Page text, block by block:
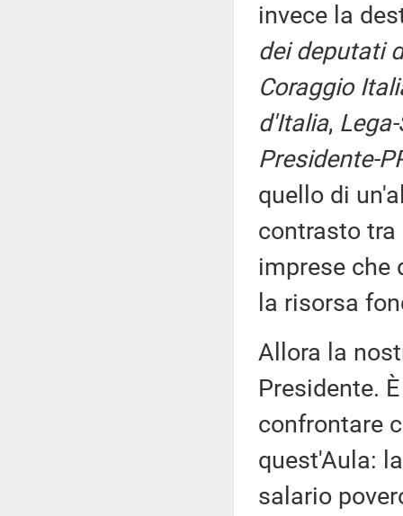
invece la
dei deputati
Coraggio
d'Italia,
Presidente-
quello di
contrasto tra
imprese che
la risorsa
Allora la
Presidente.
confrontare
quest'Aula:
salario